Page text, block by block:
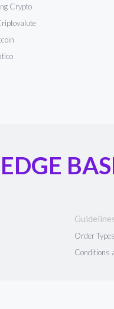
Crypto
Order Types
Conditions